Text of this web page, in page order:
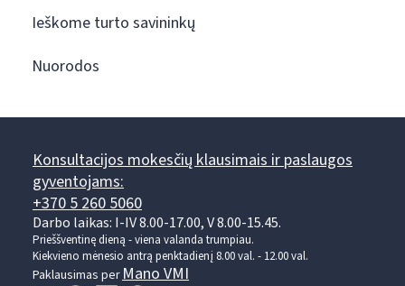
Ieškome turto savininkų
Nuorodos
Konsultacijos mokesčių klausimais ir paslaugos
gyventojams:
+370 5 260 5060
Darbo laikas: I-IV 8.00-17.00, V 8.00-15.45.
Prieššventinę dieną - viena valanda trumpiau.
Kiekvieno mėnesio antrą penktadienį 8.00 val. - 12.00 val.
Paklausimas per Mano VMI